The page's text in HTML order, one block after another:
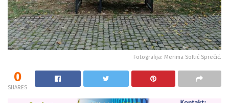
Fotografija: Merima Softić Sprečić.
0
SHARES